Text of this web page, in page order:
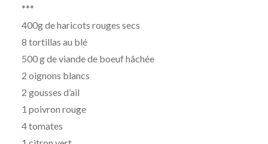
***
400g de haricots rouges secs
8 tortillas au blé
500 g de viande de boeuf hâchée
2 oignons blancs
2 gousses d’ail
1 poivron rouge
4 tomates